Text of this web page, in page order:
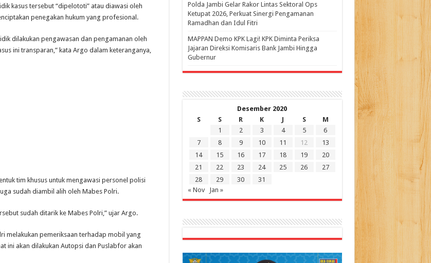
kasus tersebut “dipelototi” atau diawasi oleh
penegakan hukum yang profesional.
dilakukan pengawasan dan pengamanan oleh
ini transparan,” kata Argo dalam keteranganya,
tim khusus untuk mengawasi personel polisi
sudah diambil alih oleh Mabes Polri.
sudah ditarik ke Mabes Polri,” ujar Argo.
melakukan pemeriksaan terhadap mobil yang
ini akan dilakukan Autopsi dan Puslabfor akan
Polda Jambi Gelar Rakor Lintas Sektoral Ops
Ketupat 2026, Perkuat Sinergi Pengamanan
Ramadhan dan Idul Fitri
‎MAPPAN Demo KPK Lagi! KPK Diminta Periksa
Jajaran Direksi Komisaris Bank Jambi Hingga
Gubernur ‎
Desember 2020
S
S R K J S
M
1
2 3 4 5
6
7
8 9 10 11 12
13
14
15 16 17 18 19
20
21
22 23 24 25 26
27
28
29 30
31
« Nov
Jan »